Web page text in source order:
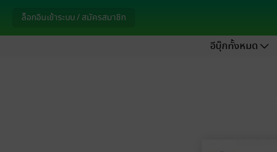
ล็อกอินเข้าระบบ / สมัครสมาชิก
อีบุ๊กทั้งหมด